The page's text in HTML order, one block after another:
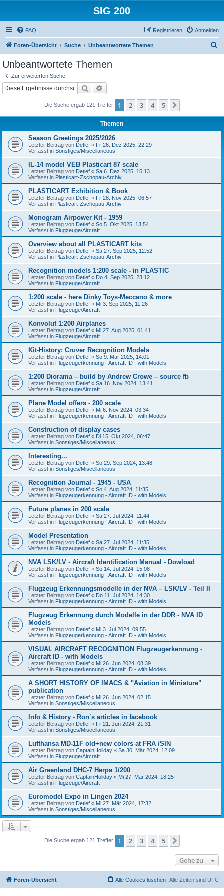
SIG 200
FAQ Anmelden
Registrieren
Foren-Übersicht Suche Unbeantwortete Themen
Unbeantwortete Themen
Zur erweiterten Suche
Suche
Die Suche ergab 121 Treffer 1 2 3 4 5
Themen
Season Greetings 2025/2026
Letzter Beitrag von Detlef « Fr 26. Dez 2025, 22:29
Verfasst in Sonstiges/Miscellaneous
IL-14 model VEB Plasticart 87 scale
Letzter Beitrag von Detlef « Sa 6. Dez 2025, 15:13
Verfasst in Plasticart-Zschopau-Archiv
PLASTICART Exhibition & Book
Letzter Beitrag von Detlef « Fr 28. Nov 2025, 06:57
Verfasst in Plasticart-Zschopau-Archiv
Monogram Airpower Kit - 1959
Letzter Beitrag von Detlef « So 5. Okt 2025, 13:54
Verfasst in Flugzeuge/Aircraft
Overview about all PLASTICART kits
Letzter Beitrag von Detlef « Sa 27. Sep 2025, 12:52
Verfasst in Plasticart-Zschopau-Archiv
Recognition models 1:200 scale - in PLASTIC
Letzter Beitrag von Detlef « Do 4. Sep 2025, 23:12
Verfasst in Flugzeuge/Aircraft
1:200 scale - here Dinky Toys-Meccano & more
Letzter Beitrag von Detlef « Mi 3. Sep 2025, 11:26
Verfasst in Flugzeuge/Aircraft
Konvolut 1:200 Airplanes
Letzter Beitrag von Detlef « Mi 27. Aug 2025, 01:41
Verfasst in Flugzeuge/Aircraft
Kit-History: Cruver Recognition Models
Letzter Beitrag von Detlef « So 9. Mär 2025, 14:01
Verfasst in Flugzeugerkennung - Aircraft ID - with Models
1:200 Diorama – build by Andrew Crowe – source fb
Letzter Beitrag von Detlef « Sa 16. Nov 2024, 13:41
Verfasst in Flugzeuge/Aircraft
Plane Model offers - 200 scale
Letzter Beitrag von Detlef « Mi 6. Nov 2024, 03:34
Verfasst in Flugzeugerkennung - Aircraft ID - with Models
Construction of display cases
Letzter Beitrag von Detlef « Di 15. Okt 2024, 06:47
Verfasst in Sonstiges/Miscellaneous
Interesting...
Letzter Beitrag von Detlef « So 29. Sep 2024, 13:48
Verfasst in Sonstiges/Miscellaneous
Recognition Journal - 1945 - USA
Letzter Beitrag von Detlef « So 4. Aug 2024, 11:35
Verfasst in Flugzeugerkennung - Aircraft ID - with Models
Future planes in 200 scale
Letzter Beitrag von Detlef « Sa 27. Jul 2024, 11:44
Verfasst in Flugzeugerkennung - Aircraft ID - with Models
Model Presentation
Letzter Beitrag von Detlef « Sa 27. Jul 2024, 11:35
Verfasst in Flugzeugerkennung - Aircraft ID - with Models
NVA LSK/LV - Aircraft Identification Manual - Dowload
Letzter Beitrag von Detlef « So 14. Jul 2024, 15:08
Verfasst in Flugzeugerkennung - Aircraft ID - with Models
Flugzeug Erkennungsmodelle in der NVA – LSK/LV - Teil II
Letzter Beitrag von Detlef « Do 11. Jul 2024, 14:30
Verfasst in Flugzeugerkennung - Aircraft ID - with Models
Flugzeug Erkennung durch Modelle in der DDR - NVA ID
Models
Letzter Beitrag von Detlef « Mi 3. Jul 2024, 09:55
Verfasst in Flugzeugerkennung - Aircraft ID - with Models
VISUAL AIRCRAFT RECOGNITION Flugzeugerkennung -
Aircraft ID - with Models
Letzter Beitrag von Detlef « Mi 26. Jun 2024, 08:39
Verfasst in Flugzeugerkennung - Aircraft ID - with Models
A SHORT HISTORY OF IMACS & "Aviation in Miniature"
publication
Letzter Beitrag von Detlef « Mi 26. Jun 2024, 02:15
Verfasst in Sonstiges/Miscellaneous
Info & History - Ron´s articles in facebook
Letzter Beitrag von Detlef « Fr 21. Jun 2024, 21:31
Verfasst in Sonstiges/Miscellaneous
Lufthansa MD-11F old+new colors at FRA /SIN
Letzter Beitrag von CaptainHoliday « Sa 30. Mär 2024, 12:09
Verfasst in Flugzeuge/Aircraft
Air Greenland DHC-7 Herpa 1/200
Letzter Beitrag von CaptainHoliday « Mi 27. Mär 2024, 18:25
Verfasst in Flugzeuge/Aircraft
Euromodel Expo in Lingen 2024
Letzter Beitrag von Detlef « Mi 27. Mär 2024, 17:32
Verfasst in Sonstiges/Miscellaneous
Die Suche ergab 121 Treffer 1 2 3 4 5
Gehe zu
Foren-Übersicht Alle Zeiten sind UTC
Alle Cookies löschen